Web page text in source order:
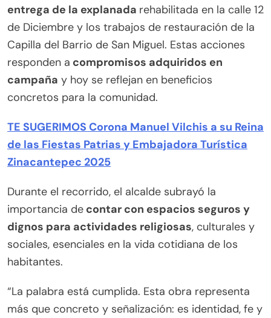
entrega de la explanada rehabilitada en la calle 12
de Diciembre y los trabajos de restauración de la
Capilla del Barrio de San Miguel. Estas acciones
responden a compromisos adquiridos en
campaña y hoy se reflejan en beneficios
concretos para la comunidad.
TE SUGERIMOS Corona Manuel Vilchis a su Reina
de las Fiestas Patrias y Embajadora Turística
Zinacantepec 2025
Durante el recorrido, el alcalde subrayó la
importancia de contar con espacios seguros y
dignos para actividades religiosas, culturales y
sociales, esenciales en la vida cotidiana de los
habitantes.
“La palabra está cumplida. Esta obra representa
más que concreto y señalización: es identidad, fe y